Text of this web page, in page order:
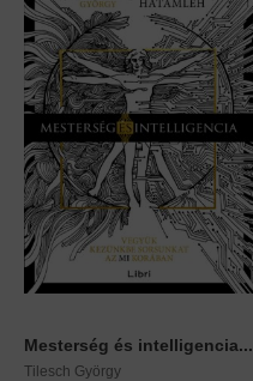
Mesterség és intelligencia...
Tilesch György